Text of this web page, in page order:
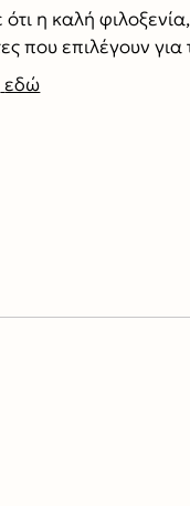
η καλή
που επιλέγουν
εδώ